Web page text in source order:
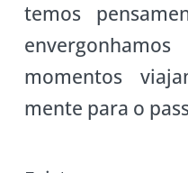
temos
momentos
mente para o